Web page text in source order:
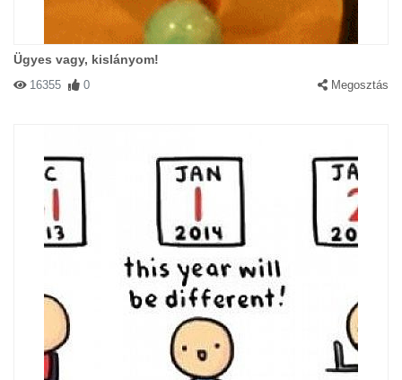
Ügyes vagy, kislányom!
16355 0 Megosztás